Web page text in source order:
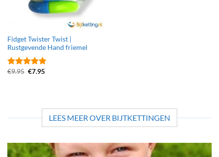
Fidget Twister Twist |
Rustgevende Hand friemel
Gewaardeerd
€9.95 Oorspronkelijke
€7.95Huidige
LEES MEER OVER BIJTKETTINGEN